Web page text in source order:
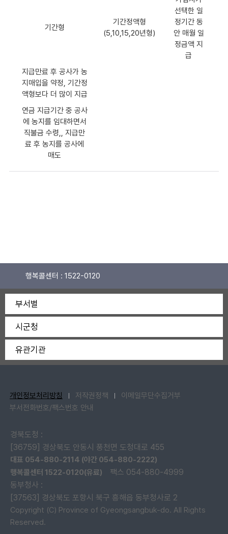
기간형
기간정액형
(5,10,15,20년형)
선택한 일
정기간 동
안 매월 일
정금액 지
급
지급만료 후 공사가 농
지매입을 약정, 기간정
액형보다 더 많이 지급
연금 지급기간 중 공사
에 농지를 임대하면서
직불금 수령,, 지급만
료 후 농지를 공사에
매도
행복콜센터 : 1522-0120
부서별
시군청
유관기관
개인정보처리방침 저작권정책
이메일무단수집거부
부서전화번호/팩스번호 안내
경북도청 :
[36759] 경상북도 안동시 풍천면 도청대로 455
대표 054-880-2114 (야간 054-880-2222)
행복콜센터 1522-0120(유료)
팩스 054-880-4999
동부청사 :
[37563] 경상북도 포항시 북구 흥해읍 동부청사로 2
Copyright (C) Province of Gyeongsangbuk-do. All Rights
Reserved.